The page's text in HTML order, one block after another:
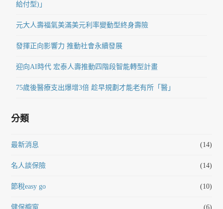
給付型)」
元大人壽福氣美滿美元利率變動型終身壽險
發揮正向影響力 推動社會永續發展
迎向AI時代 宏泰人壽推動四階段智能轉型計畫
75歲後醫療支出爆增3倍 趁早規劃才能老有所「醫」
分類
最新消息 (14)
名人談保險 (14)
節稅easy go (10)
健保櫥窗 (6)